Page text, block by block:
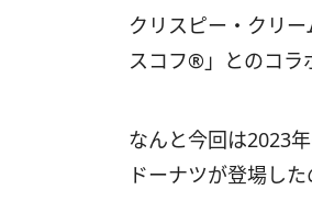
クリスピー・クリ
スコフ®︎」とのコラ
なんと今回は2023
ドーナツが登場し